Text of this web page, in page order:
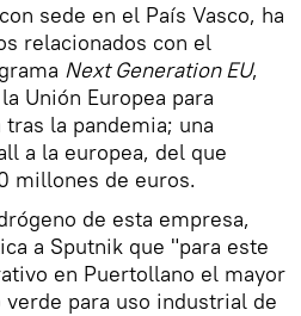
sede en el País Vasco, ha
relacionados con el
Next Generation EU,
Unión Europea para
la pandemia; una
a la europea, del que
millones de euros.
de esta empresa,
a Sputnik que "para este
en Puertollano el mayor
para uso industrial de